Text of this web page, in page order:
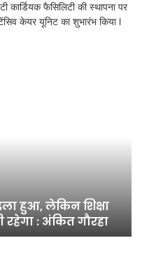
कार्डियक फैसिलिटी की स्थापना पर
केयर यूनिट का शुभारंभ किया l
हुआ, लेकिन शिक्षा
रहेगा : अंकित गौरहा